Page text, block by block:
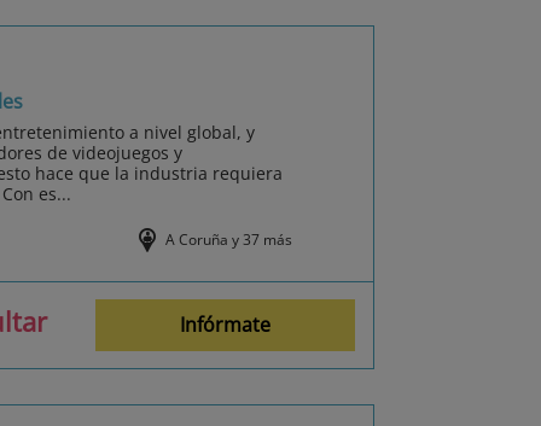
a nivel global, y
de videojuegos y
hace que la industria requiera
es...
A Coruña y 37 más
Infórmate